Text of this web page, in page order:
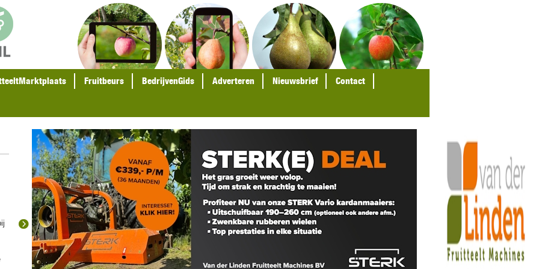
Fruitbeurs BedrijvenGids Adverteren Nieuwsbrief Contact